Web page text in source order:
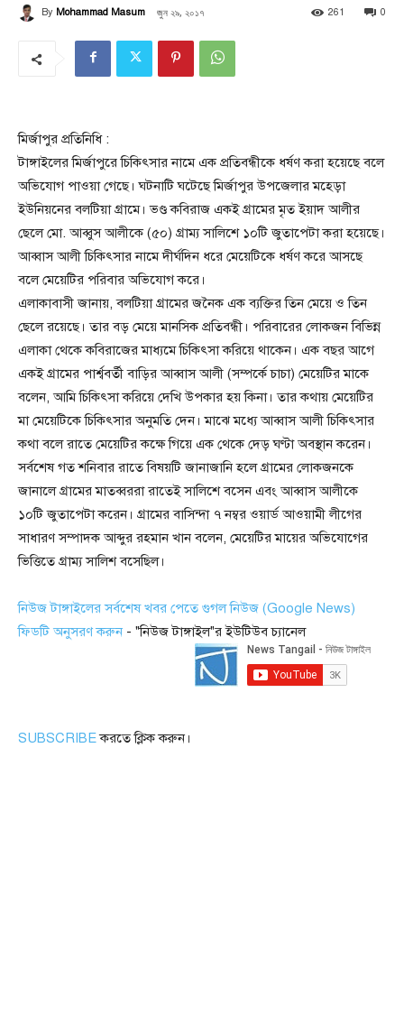
By Mohammad Masum জুন ২৯, ২০১৭ 0
261
মির্জাপুর প্রতিনিধি :
টাঙ্গাইলের মির্জাপুরে চিকিৎসার নামে এক প্রতিবন্ধীকে ধর্ষণ করা হয়েছে বলে
অভিযোগ পাওয়া গেছে। ঘটনাটি ঘটেছে মির্জাপুর উপজেলার মহেড়া
ইউনিয়নের বলটিয়া গ্রামে। ভণ্ড কবিরাজ একই গ্রামের মৃত ইয়াদ আলীর
ছেলে মো. আব্বুস আলীকে (৫০) গ্রাম্য সালিশে ১০টি জুতাপেটা করা হয়েছে।
আব্বাস আলী চিকিৎসার নামে দীর্ঘদিন ধরে মেয়েটিকে ধর্ষণ করে আসছে
বলে মেয়েটির পরিবার অভিযোগ করে।
এলাকাবাসী জানায়, বলটিয়া গ্রামের জনৈক এক ব্যক্তির তিন মেয়ে ও তিন
ছেলে রয়েছে। তার বড় মেয়ে মানসিক প্রতিবন্ধী। পরিবারের লোকজন বিভিন্ন
এলাকা থেকে কবিরাজের মাধ্যমে চিকিৎসা করিয়ে থাকেন। এক বছর আগে
একই গ্রামের পার্শ্ববর্তী বাড়ির আব্বাস আলী (সম্পর্কে চাচা) মেয়েটির মাকে
বলেন, আমি চিকিৎসা করিয়ে দেখি উপকার হয় কিনা। তার কথায় মেয়েটির
মা মেয়েটিকে চিকিৎসার অনুমতি দেন। মাঝে মধ্যে আব্বাস আলী চিকিৎসার
কথা বলে রাতে মেয়েটির কক্ষে গিয়ে এক থেকে দেড় ঘণ্টা অবস্থান করেন।
সর্বশেষ গত শনিবার রাতে বিষয়টি জানাজানি হলে গ্রামের লোকজনকে
জানালে গ্রামের মাতব্বররা রাতেই সালিশে বসেন এবং আব্বাস আলীকে
১০টি জুতাপেটা করেন। গ্রামের বাসিন্দা ৭ নম্বর ওয়ার্ড আওয়ামী লীগের
সাধারণ সম্পাদক আব্দুর রহমান খান বলেন, মেয়েটির মায়ের অভিযোগের
ভিত্তিতে গ্রাম্য সালিশ বসেছিল।
নিউজ টাঙ্গাইলের সর্বশেষ খবর পেতে গুগল নিউজ (Google News)
ফিডটি অনুসরণ করুন - "নিউজ টাঙ্গাইল"র ইউটিউব চ্যানেল
SUBSCRIBEকরতে ক্লিক করুন।